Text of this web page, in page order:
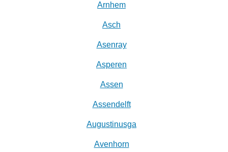
Arnhem
Asch
Asenray
Asperen
Assen
Assendelft
Augustinusga
Avenhorn